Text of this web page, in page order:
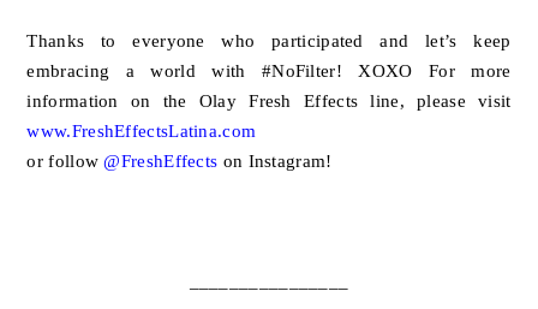
Thanks to everyone who participated and let’s keep
embracing a world with #NoFilter! XOXO For more
information on the Olay Fresh Effects line, please visit
www.FreshEffectsLatina.com
or follow@FreshEffects on Instagram!